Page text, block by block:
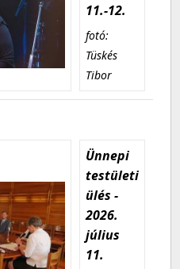
11.-12.
fotó:
Tüskés
Tibor
Ünnepi
testületi
ülés -
2026.
július
11.